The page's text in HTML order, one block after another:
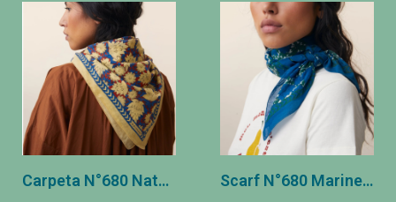
Carpeta N°680 Natural Scarf N°680 Marine Blue